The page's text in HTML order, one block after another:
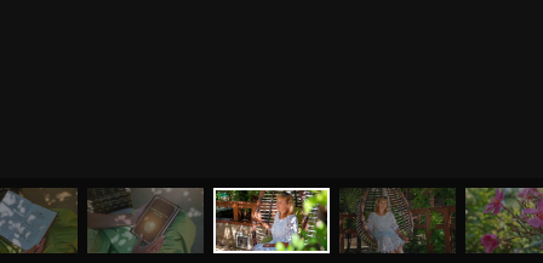
ЙОГА СЕМИНАРЫ МЕНЮ О НАС МАГАЗИН